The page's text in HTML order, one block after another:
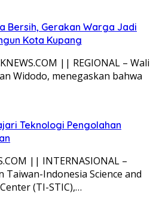
Bersih, Gerakan Warga Jadi
Kota Kupang
|| REGIONAL – Wali
Widodo, menegaskan bahwa
Teknologi Pengolahan
|| INTERNASIONAL –
Taiwan-Indonesia Science and
(TI-STIC),…